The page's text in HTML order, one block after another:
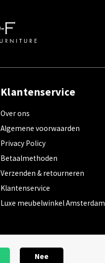
Klantenservice
Over ons
Algemene voorwaarden
Privacy Policy
Betaalmethoden
Verzenden & retourneren
Klantenservice
Luxe meubelwinkel Amsterdam
Nee